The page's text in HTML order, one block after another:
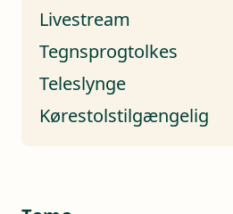
Livestream
Tegnsprogtolkes
Teleslynge
Kørestolstilgængelig